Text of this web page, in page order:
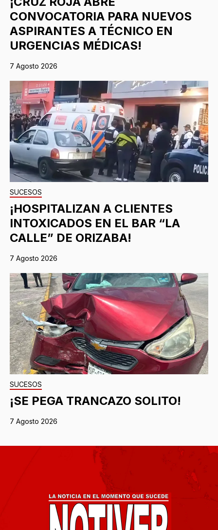
CONVOCATORIA PARA NUEVOS
ASPIRANTES A TÉCNICO EN
URGENCIAS MÉDICAS!
7 Agosto 2026
SUCESOS
¡HOSPITALIZAN A CLIENTES
INTOXICADOS EN EL BAR “LA
CALLE” DE ORIZABA!
7 Agosto 2026
SUCESOS
¡SE PEGA TRANCAZO SOLITO!
7 Agosto 2026